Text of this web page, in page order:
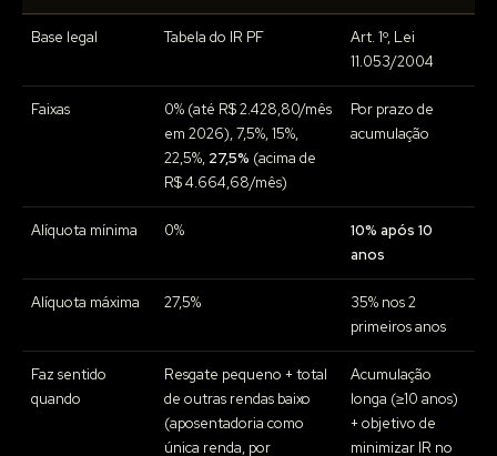
Base legal Tabela do IR PF
Art. 1º, Lei
11.053/2004
Faixas
0% (até R$ 2.428,80/mês
em 2026), 7,5%, 15%,
22,5%, 27,5% (acima de
R$ 4.664,68/mês)
Por prazo de
acumulação
Alíquota mínima 0%
10% após 10
anos
Alíquota máxima 27,5%
35% nos 2
primeiros anos
Faz sentido
quando
Resgate pequeno + total
de outras rendas baixo
(aposentadoria como
única renda, por
Acumulação
longa (≥10 anos)
+ objetivo de
minimizar IR no